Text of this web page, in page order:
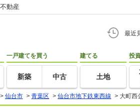
動産
最近
一戸建てを買う
新築 中古
建てる
土地
投
> 仙台市 > 青葉区 > 仙台市地下鉄東西線 > 大町西